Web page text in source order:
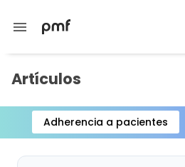
menu
Artículos
Adherencia a pacientes
Item
1